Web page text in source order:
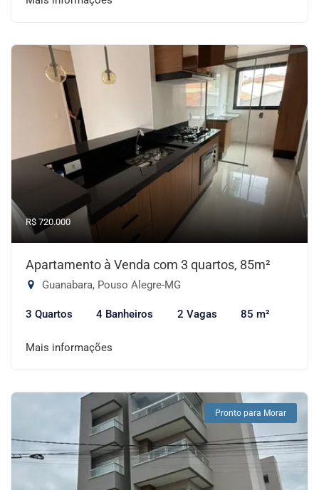
R$ 720.000
Apartamento à Venda com 3 quartos, 85m²
Guanabara, Pouso Alegre-MG
3 Quartos 4 Banheiros 2 Vagas 85 m²
Mais informações
Pronto para Morar